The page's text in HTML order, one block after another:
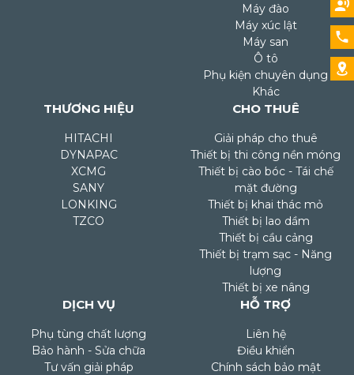
Máy đào
Máy xúc lật
Máy san
Ô tô
Phụ kiện chuyên dụng
Khác
THƯƠNG HIỆU
HITACHI
DYNAPAC
XCMG
SANY
LONKING
TZCO
CHO THUÊ
Giải pháp cho thuê
Thiết bị thi công nền móng
Thiết bị cào bóc - Tái chế
mặt đường
Thiết bị khai thác mỏ
Thiết bị lao dầm
Thiết bị cầu cảng
Thiết bị trạm sạc - Năng
lượng
Thiết bị xe nâng
DỊCH VỤ
Phụ tùng chất lượng
Bảo hành - Sửa chữa
Tư vấn giải pháp
HỖ TRỢ
Liên hệ
Điều khiển
Chính sách bảo mật